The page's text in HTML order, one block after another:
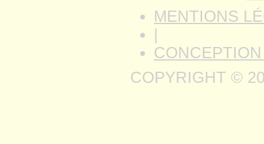
MENTIONS
COPYRIGHT ©